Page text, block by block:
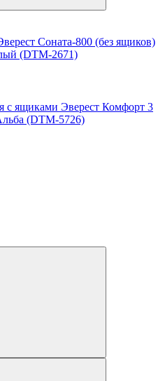
Соната-800 (без ящиков)
(DTM-2671)